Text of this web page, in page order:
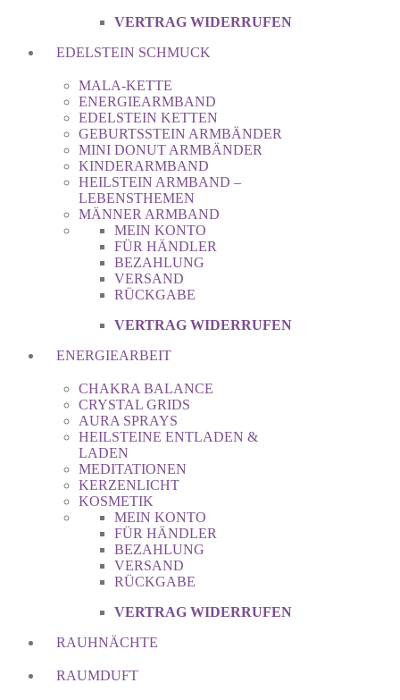
VERTRAG WIDERRUFEN
EDELSTEIN SCHMUCK
MALA-KETTE
ENERGIEARMBAND
EDELSTEIN KETTEN
GEBURTSSTEIN ARMBÄNDER
MINI DONUT ARMBÄNDER
KINDERARMBAND
HEILSTEIN ARMBAND –
LEBENSTHEMEN
MÄNNER ARMBAND
MEIN KONTO
FÜR HÄNDLER
BEZAHLUNG
VERSAND
RÜCKGABE
VERTRAG WIDERRUFEN
ENERGIEARBEIT
CHAKRA BALANCE
CRYSTAL GRIDS
AURA SPRAYS
HEILSTEINE ENTLADEN &
LADEN
MEDITATIONEN
KERZENLICHT
KOSMETIK
MEIN KONTO
FÜR HÄNDLER
BEZAHLUNG
VERSAND
RÜCKGABE
VERTRAG WIDERRUFEN
RAUHNÄCHTE
RAUMDUFT